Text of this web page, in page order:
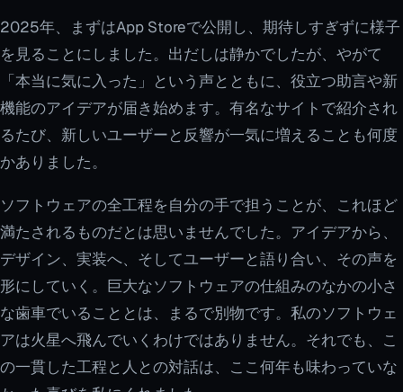
2025年、まずはApp Storeで公開し、期待しすぎずに様子
を見ることにしました。出だしは静かでしたが、やがて
「本当に気に入った」という声とともに、役立つ助言や新
機能のアイデアが届き始めます。有名なサイトで紹介され
るたび、新しいユーザーと反響が一気に増えることも何度
かありました。
ソフトウェアの全工程を自分の手で担うことが、これほど
満たされるものだとは思いませんでした。アイデアから、
デザイン、実装へ、そしてユーザーと語り合い、その声を
形にしていく。巨大なソフトウェアの仕組みのなかの小さ
な歯車でいることとは、まるで別物です。私のソフトウェ
アは火星へ飛んでいくわけではありません。それでも、こ
の一貫した工程と人との対話は、ここ何年も味わっていな